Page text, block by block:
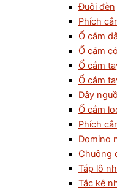
Đuôi đèn
Phích
Ổ cắm
Ổ cắm
Ổ cắm
Ổ cắm
Dây
Ổ cắm
Phích
Domino
Chuông
Táp lô
Tắc kê